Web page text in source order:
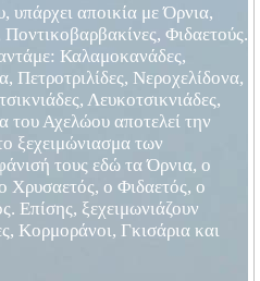
υπάρχει αποικία με Όρνια,
Φιδαετούς.
Καλαμοκανάδες,
Πετροτριλίδες, Νεροχελίδονα,
Λευκοτσικνιάδες,
του Αχελώου αποτελεί την
ξεχειμώνιασμα των
τους εδώ τα Όρνια, ο
Χρυσαετός, ο Φιδαετός, ο
Επίσης, ξεχειμωνιάζουν
Κορμοράνοι, Γκισάρια και